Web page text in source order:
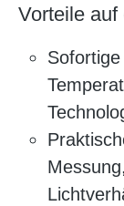
Vorteile